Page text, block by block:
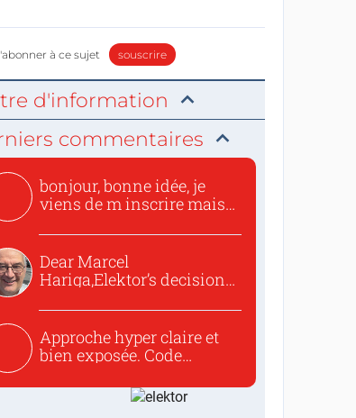
à ce sujet souscrire
d'information
commentaires
bonjour, bonne idée, je
viens de m inscrire mais
Dear Marcel
Hariga,Elektor’s decision
Approche hyper claire et
bien exposée. Code